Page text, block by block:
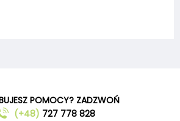
POMOCY? ZADZWOŃ
(+48) 727 778 828